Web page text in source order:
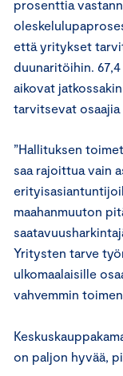
prosenttia
että yritykset
duunaritöihin.
aikovat
tarvitsevat
”Hallituksen
saa rajoittua vain
maahanmuuton
Yritysten tarve
ulkomaalaisille
vahvemmin
on paljon hyvää,